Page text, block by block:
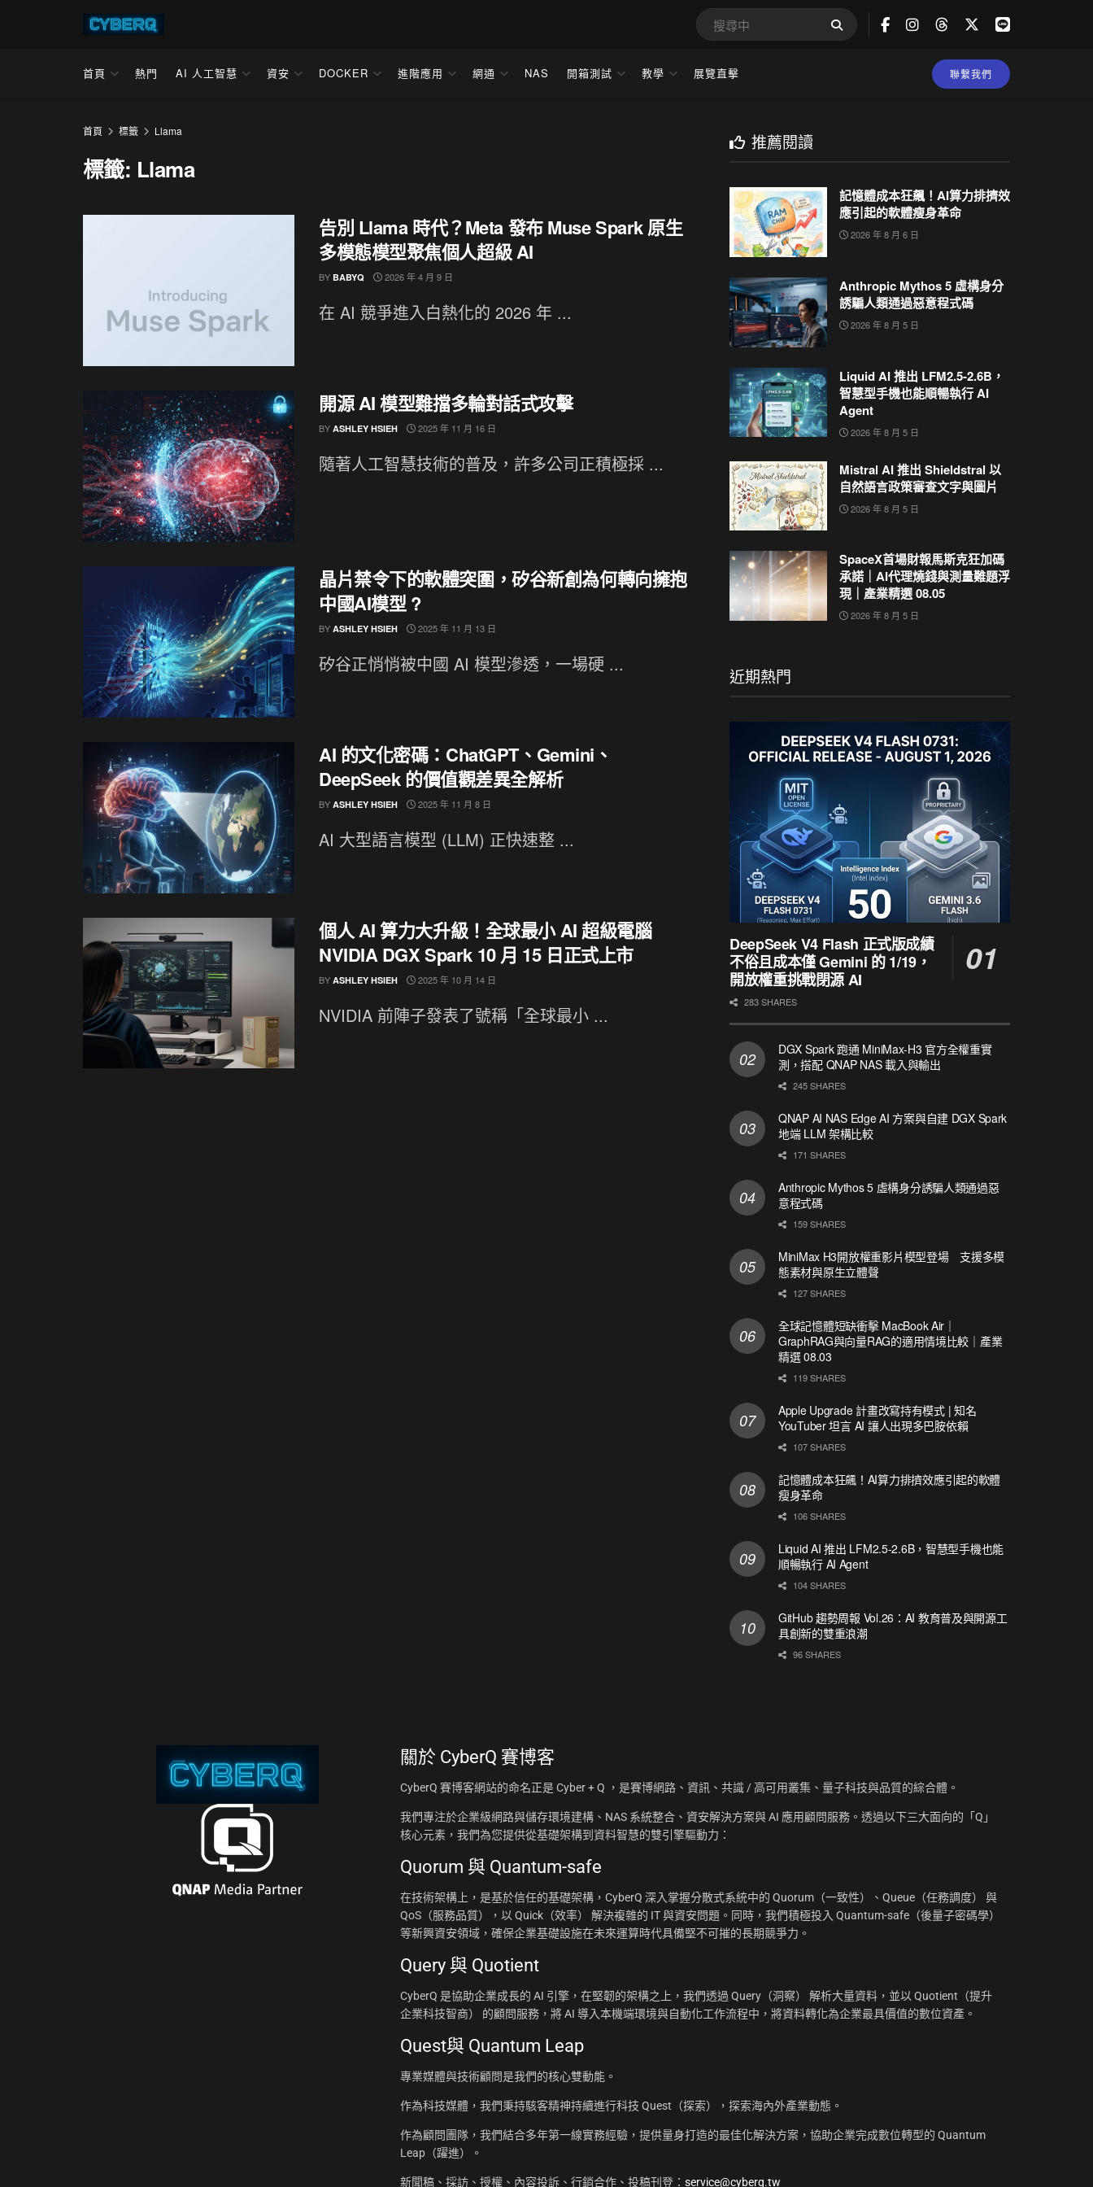
首頁 熱門 AI 人工智慧 資安 DOCKER 進階應用 網通 NAS 開箱測試 教學 展覽直擊 聯繫我們
首頁 標籤 Llama
標籤: Llama
告別 Llama 時代？Meta 發布 Muse Spark 原生
多模態模型聚焦個人超級 AI
BY BABYQ 2026 年 4 月 9 日
在 AI 競爭進入白熱化的 2026 年 ...
開源 AI 模型難擋多輪對話式攻擊
BY ASHLEY HSIEH 2025 年 11 月 16 日
隨著人工智慧技術的普及，許多公司正積極採 ...
晶片禁令下的軟體突圍，矽谷新創為何轉向擁抱
中國AI模型 ?
BY ASHLEY HSIEH 2025 年 11 月 13 日
矽谷正悄悄被中國 AI 模型滲透，一場硬 ...
AI 的文化密碼：ChatGPT、Gemini、
DeepSeek 的價值觀差異全解析
BY ASHLEY HSIEH 2025 年 11 月 8 日
AI 大型語言模型 (LLM) 正快速整 ...
個人 AI 算力大升級！全球最小 AI 超級電腦
NVIDIA DGX Spark 10 月 15 日正式上市
BY ASHLEY HSIEH 2025 年 10 月 14 日
NVIDIA 前陣子發表了號稱「全球最小 ...
推薦閱讀
記憶體成本狂飆！AI算力排擠效
應引起的軟體瘦身革命
2026 年 8 月 6 日
Anthropic Mythos 5 虛構身分
誘騙人類通過惡意程式碼
2026 年 8 月 5 日
Liquid AI 推出 LFM2.5-2.6B，
智慧型手機也能順暢執行 AI
Agent
2026 年 8 月 5 日
Mistral AI 推出 Shieldstral 以
自然語言政策審查文字與圖片
2026 年 8 月 5 日
SpaceX首場財報馬斯克狂加碼
承諾｜AI代理燒錢與測量難題浮
現｜產業精選 08.05
2026 年 8 月 5 日
近期熱門
DeepSeek V4 Flash 正式版成績
不俗且成本僅 Gemini 的 1/19，
開放權重挑戰閉源 AI
283 SHARES
DGX Spark 跑通 MiniMax-H3 官方全權重實
測，搭配 QNAP NAS 載入與輸出
245 SHARES
QNAP AI NAS Edge AI 方案與自建 DGX Spark
地端 LLM 架構比較
171 SHARES
Anthropic Mythos 5 虛構身分誘騙人類通過惡
意程式碼
159 SHARES
MiniMax H3開放權重影片模型登場 支援多模
態素材與原生立體聲
127 SHARES
全球記憶體短缺衝擊 MacBook Air｜
GraphRAG與向量RAG的適用情境比較｜產業
精選 08.03
119 SHARES
Apple Upgrade 計畫改寫持有模式 | 知名
YouTuber 坦言 AI 讓人出現多巴胺依賴
107 SHARES
記憶體成本狂飆！AI算力排擠效應引起的軟體
瘦身革命
106 SHARES
Liquid AI 推出 LFM2.5-2.6B，智慧型手機也能
順暢執行 AI Agent
104 SHARES
GitHub 趨勢周報 Vol.26：AI 教育普及與開源工
具創新的雙重浪潮
96 SHARES
關於 CyberQ 賽博客
CyberQ 賽博客網站的命名正是 Cyber + Q ，是賽博網路、資訊、共識 / 高可用叢集、量子科技與品質的綜合體。
我們專注於企業級網路與儲存環境建構、NAS 系統整合、資安解決方案與 AI 應用顧問服務。透過以下三大面向的「Q」
核心元素，我們為您提供從基礎架構到資料智慧的雙引擎驅動力：
Quorum 與 Quantum-safe
在技術架構上，是基於信任的基礎架構，CyberQ 深入掌握分散式系統中的 Quorum（一致性）、Queue（任務調度） 與
QoS（服務品質），以 Quick（效率） 解決複雜的 IT 與資安問題。同時，我們積極投入 Quantum-safe（後量子密碼學）
等新興資安領域，確保企業基礎設施在未來運算時代具備堅不可摧的長期競爭力。
Query 與 Quotient
CyberQ 是協助企業成長的 AI 引擎，在堅韌的架構之上，我們透過 Query（洞察） 解析大量資料，並以 Quotient（提升
企業科技智商） 的顧問服務，將 AI 導入本機端環境與自動化工作流程中，將資料轉化為企業最具價值的數位資產。
Quest與 Quantum Leap
專業媒體與技術顧問是我們的核心雙動能。
作為科技媒體，我們秉持駭客精神持續進行科技 Quest（探索），探索海內外產業動態。
作為顧問團隊，我們結合多年第一線實務經驗，提供量身打造的最佳化解決方案，協助企業完成數位轉型的 Quantum
Leap（躍進）。
新聞稿、採訪、授權、內容投訴、行銷合作、投稿刊登： service@cyberq.tw